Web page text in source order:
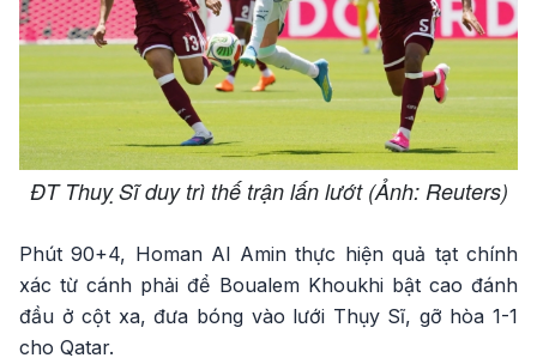
ĐT Thuỵ Sĩ duy trì thế trận lấn lướt (Ảnh: Reuters)
Phút 90+4, Homan Al Amin thực hiện quả tạt chính
xác từ cánh phải để Boualem Khoukhi bật cao đánh
đầu ở cột xa, đưa bóng vào lưới Thụy Sĩ, gỡ hòa 1-1
cho Qatar.